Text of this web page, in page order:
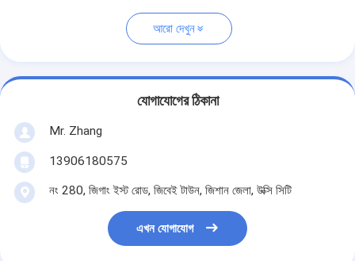
আরো দেখুন
যোগাযোগের ঠিকানা
Mr. Zhang
13906180575
নং 280, জিগাং ইস্ট রোড, জিবেই টাউন, জিশান জেলা, উক্সি সিটি
এখন যোগাযোগ